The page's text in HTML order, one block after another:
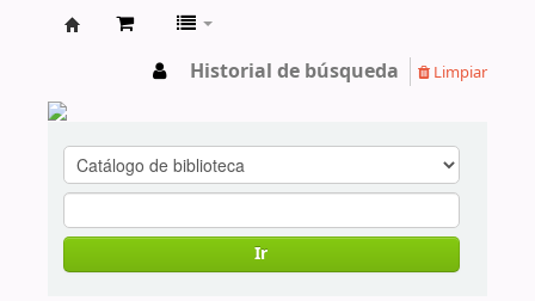
Historial de búsqueda Limpiar
Ir